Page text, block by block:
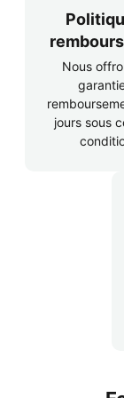
Nous
jours sous